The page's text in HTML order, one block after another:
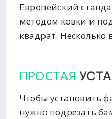
Европейский
методом ковки и
квадрат. Несколько
ПРОСТАЯ
Чтобы установить
нужно подрезать